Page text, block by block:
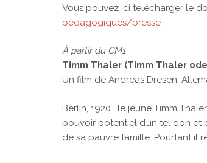
Vous pouvez ici télécharger le
pédagogiques/presse :
À partir du CM1
Timm Thaler (Timm Thaler
Un film de Andreas Dresen.
Berlin, 1920 : le jeune Timm
pouvoir potentiel d’un tel don et
de sa pauvre famille. Pourtant il